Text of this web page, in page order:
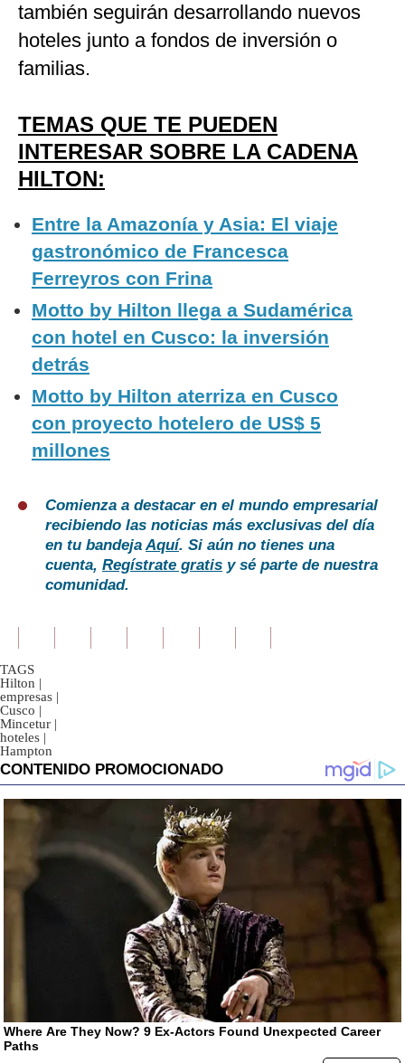
también seguirán desarrollando nuevos
hoteles junto a fondos de inversión o
familias.
TEMAS QUE TE PUEDEN
INTERESAR SOBRE LA CADENA
HILTON:
Entre la Amazonía y Asia: El viaje
gastronómico de Francesca
Ferreyros con Frina
Motto by Hilton llega a Sudamérica
con hotel en Cusco: la inversión
detrás
Motto by Hilton aterriza en Cusco
con proyecto hotelero de US$ 5
millones
Comienza a destacar en el mundo empresarial
recibiendo las noticias más exclusivas del día
en tu bandejaAquí. Si aún no tienes una
cuenta, Regístrate gratis y sé parte de nuestra
comunidad.
TAGS
Hilton |
empresas |
Cusco |
Mincetur |
hoteles |
Hampton